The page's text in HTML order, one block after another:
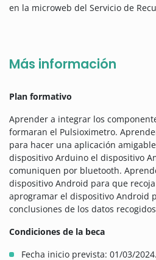
en la microweb del Servicio de
Más información
Plan formativo
Aprender a integrar los
formaran el Pulsioximetro.
para hacer una aplicación
dispositivo Arduino el dispositivo
comuniquen por bluetooth.
dispositivo Android para que
aprogramar el dispositivo Android
conclusiones de los datos
Condiciones de la beca
Fecha inicio prevista: 01/03/2024.